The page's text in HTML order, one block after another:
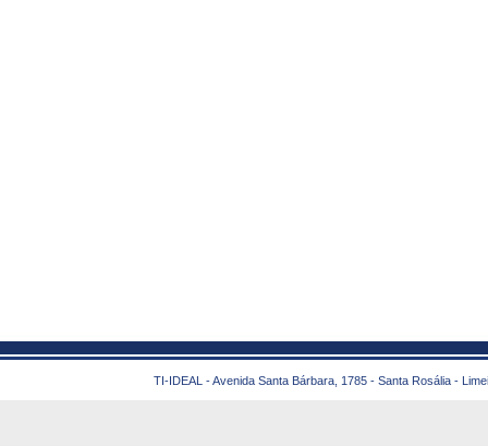
TI-IDEAL - Avenida Santa Bárbara, 1785 - Santa Rosália -